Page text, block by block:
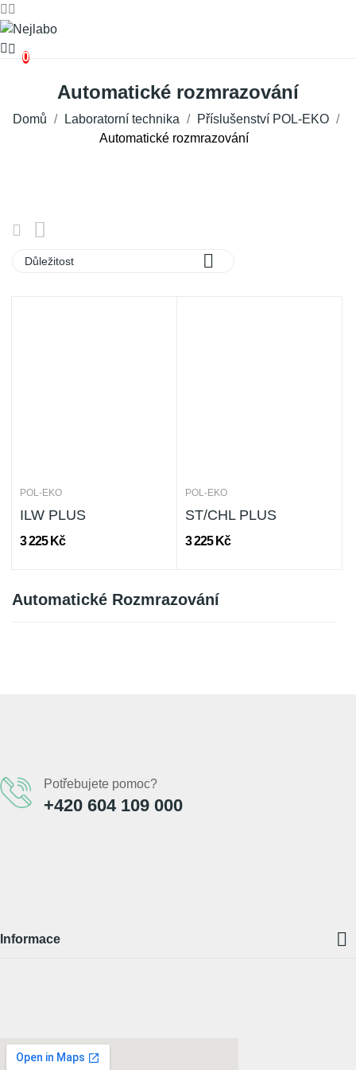
0
Automatické rozmrazování
Domů Laboratorní technika
Příslušenství POL-EKO
Automatické rozmrazování
Automatické Rozmrazování
Důležitost 
POL-EKO
ILW PLUS
3 225 Kč
POL-EKO
ST/CHL PLUS
3 225 Kč
Potřebujete pomoc?
+420 604 109 000
Informace 